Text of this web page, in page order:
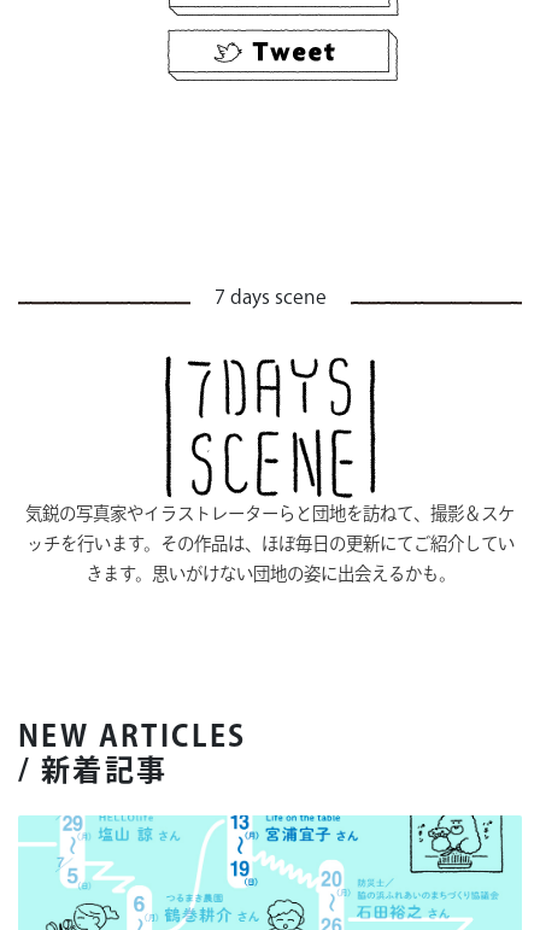
7 days scene
気鋭の写真家やイラストレーターらと団地を訪ねて、撮影＆スケ
ッチを行います。その作品は、ほぼ毎日の更新にてご紹介してい
きます。思いがけない団地の姿に出会えるかも。
NEW ARTICLES
/ 新着記事